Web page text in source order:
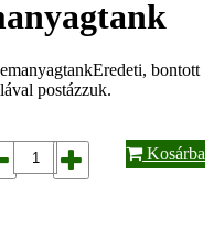
bontott
postázzuk.
Kosárba